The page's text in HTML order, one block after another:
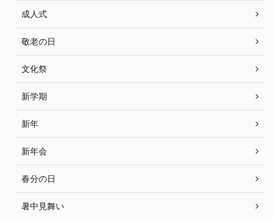
成人式
敬老の日
文化祭
新学期
新年
新年会
春分の日
暑中見舞い